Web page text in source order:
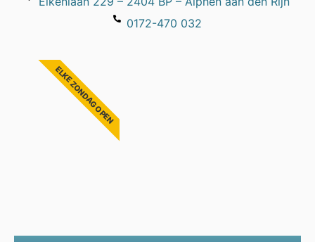
0172-470 032
ELKE ZONDAG OPEN